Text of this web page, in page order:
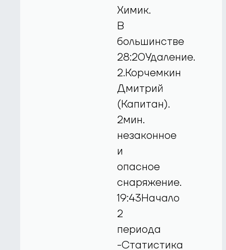
Химик.
В
большинстве
28:20Удаление.
2.Корчемкин
Дмитрий
(Капитан).
2мин.
незаконное
и
опасное
снаряжение.
19:43Начало
2
периода
-Статистика